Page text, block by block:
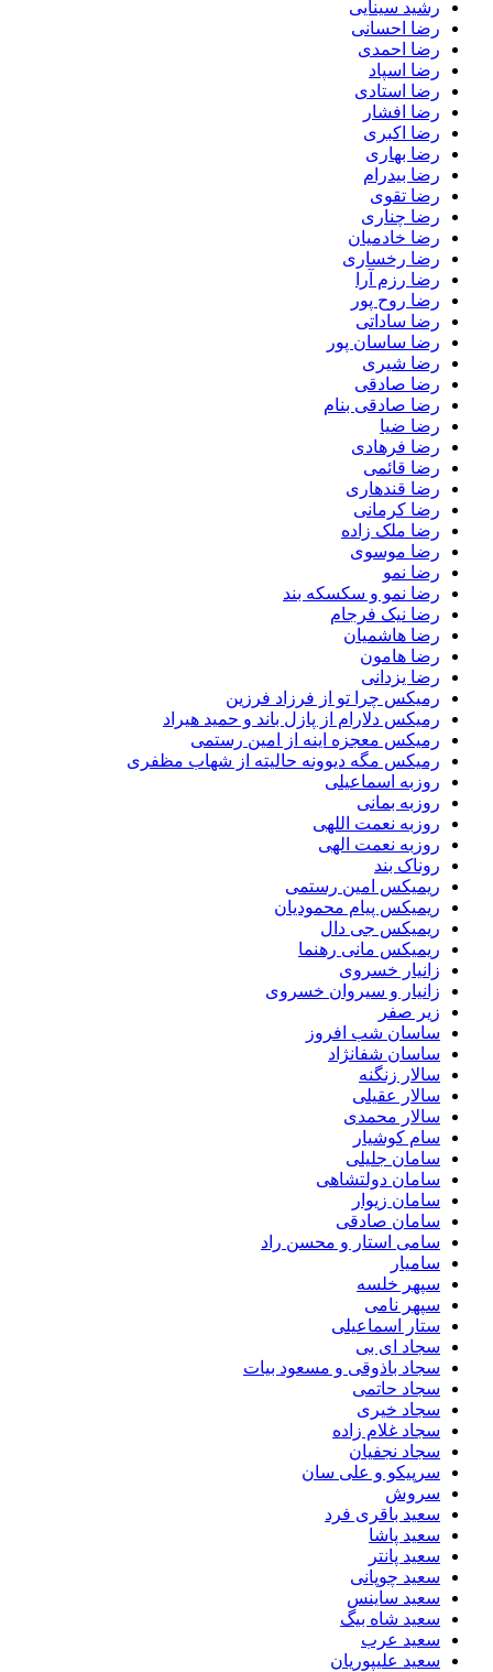
رشید سینایی
رضا احسانی
رضا احمدی
رضا اسپاد
رضا استادی
رضا افشار
رضا اکبری
رضا بهاری
رضا بیدرام
رضا تقوی
رضا چناری
رضا خادمیان
رضا رخساری
رضا رزم آرا
رضا روح پور
رضا ساداتی
رضا ساسان پور
رضا شیری
رضا صادقی
رضا صادقی بنام
رضا ضیا
رضا فرهادی
رضا قائمی
رضا قندهاری
رضا کرمانی
رضا ملک زاده
رضا موسوی
رضا نمو
رضا نمو و سکسکه بند
رضا نیک فرجام
رضا هاشمیان
رضا هامون
رضا یزدانی
رمیکس چرا تو از فرزاد فرزین
رمیکس دلارام از پازل باند و حمید هیراد
رمیکس معجزه اینه از امین رستمی
رمیکس مگه دیوونه حالیته از شهاب مظفری
روزبه اسماعیلی
روزبه بمانی
روزبه نعمت اللهی
روزبه نعمت الهی
روناک بند
ریمیکس امین رستمی
ریمیکس پیام محمودیان
ریمیکس جی دال
ریمیکس مانی رهنما
زانیار خسروی
زانیار و سیروان خسروی
زیر صفر
ساسان شب افروز
ساسان شفانژاد
سالار زنگنه
سالار عقیلی
سالار محمدی
سام کوشیار
سامان جلیلی
سامان دولتشاهی
سامان زیوار
سامان صادقی
سامی استار و محسن راد
سامیار
سپهر خلسه
سپهر نامی
ستار اسماعیلی
سجاد ای بی
سجاد باذوقی و مسعود بیات
سجاد حاتمی
سجاد خیری
سجاد غلام زاده
سجاد نجفیان
سرپیکو و علی سان
سروش
سعید باقری فرد
سعید پاشا
سعید پانتر
سعید چوپانی
سعید ساینس
سعید شاه بیگ
سعید عرب
سعید علیپوریان